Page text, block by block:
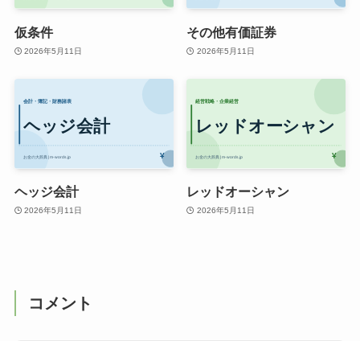
仮条件
2026年5月11日
その他有価証券
2026年5月11日
ヘッジ会計
2026年5月11日
レッドオーシャン
2026年5月11日
コメント